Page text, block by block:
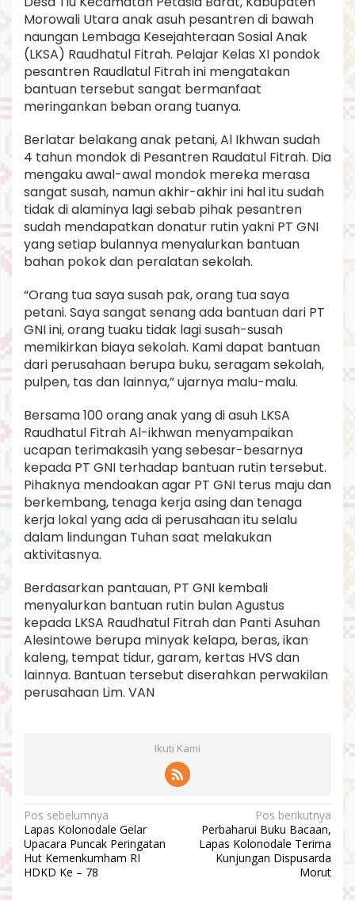
Morowali Utara anak asuh pesantren di bawah
naungan Lembaga Kesejahteraan Sosial Anak
(LKSA) Raudhatul Fitrah. Pelajar Kelas XI pondok
pesantren Raudlatul Fitrah ini mengatakan
bantuan tersebut sangat bermanfaat
meringankan beban orang tuanya.
Berlatar belakang anak petani, Al Ikhwan sudah
4 tahun mondok di Pesantren Raudatul Fitrah. Dia
mengaku awal-awal mondok mereka merasa
sangat susah, namun akhir-akhir ini hal itu sudah
tidak di alaminya lagi sebab pihak pesantren
sudah mendapatkan donatur rutin yakni PT GNI
yang setiap bulannya menyalurkan bantuan
bahan pokok dan peralatan sekolah.
“Orang tua saya susah pak, orang tua saya
petani. Saya sangat senang ada bantuan dari PT
GNI ini, orang tuaku tidak lagi susah-susah
memikirkan biaya sekolah. Kami dapat bantuan
dari perusahaan berupa buku, seragam sekolah,
pulpen, tas dan lainnya,” ujarnya malu-malu.
Bersama 100 orang anak yang di asuh LKSA
Raudhatul Fitrah Al-ikhwan menyampaikan
ucapan terimakasih yang sebesar-besarnya
kepada PT GNI terhadap bantuan rutin tersebut.
Pihaknya mendoakan agar PT GNI terus maju dan
berkembang, tenaga kerja asing dan tenaga
kerja lokal yang ada di perusahaan itu selalu
dalam lindungan Tuhan saat melakukan
aktivitasnya.
Berdasarkan pantauan, PT GNI kembali
menyalurkan bantuan rutin bulan Agustus
kepada LKSA Raudhatul Fitrah dan Panti Asuhan
Alesintowe berupa minyak kelapa, beras, ikan
kaleng, tempat tidur, garam, kertas HVS dan
lainnya. Bantuan tersebut diserahkan perwakilan
perusahaan Lim. VAN
Ikuti Kami
N
a
v
i
Pos sebelumnya
Lapas Kolonodale Gelar
Upacara Puncak Peringatan
Hut Kemenkumham RI
HDKD Ke – 78
Pos berikutnya
Perbaharui Buku Bacaan,
Lapas Kolonodale Terima
Kunjungan Dispusarda
Morut